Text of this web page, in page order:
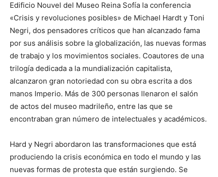
Edificio Nouvel del Museo Reina Sofía la conferencia
«Crisis y revoluciones posibles» de Michael Hardt y Toni
Negri, dos pensadores críticos que han alcanzado fama
por sus análisis sobre la globalización, las nuevas formas
de trabajo y los movimientos sociales. Coautores de una
trilogía dedicada a la mundialización capitalista,
alcanzaron gran notoriedad con su obra escrita a dos
manos Imperio. Más de 300 personas llenaron el salón
de actos del museo madrileño, entre las que se
encontraban gran número de intelectuales y académicos.
Hard y Negri abordaron las transformaciones que está
produciendo la crisis económica en todo el mundo y las
nuevas formas de protesta que están surgiendo. Se